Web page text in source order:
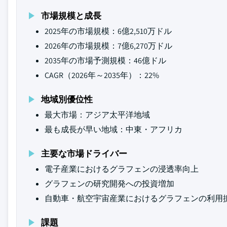
市場規模と成長
2025年の市場規模：6億2,510万ドル
2026年の市場規模：7億6,270万ドル
2035年の市場予測規模：46億ドル
CAGR（2026年～2035年）：22%
地域別優位性
最大市場：アジア太平洋地域
最も成長が早い地域：中東・アフリカ
主要な市場ドライバー
電子産業におけるグラフェンの浸透率向上
グラフェンの研究開発への投資増加
自動車・航空宇宙産業におけるグラフェンの利用
課題